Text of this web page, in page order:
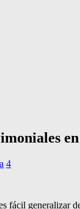
4
fácil generalizar